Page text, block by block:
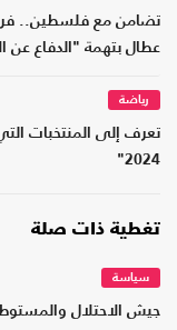
تضامن مع فلسطين..
عطال بتهمة "الدفاع عن
رياضة
تعرف إلى المنتخبات
2024"
تغطية ذات صلة
سياسة
جيش الاحتلال